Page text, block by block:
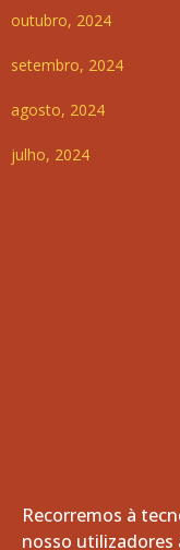
outubro, 2024
setembro, 2024
agosto, 2024
julho, 2024
Recorremos à
nosso utilizadores